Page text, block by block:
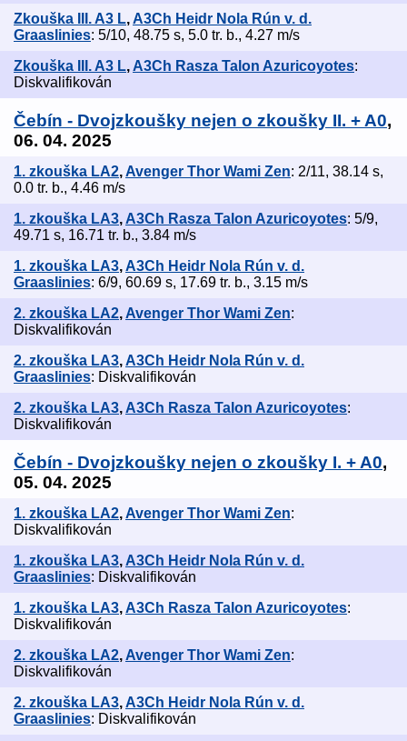
Zkouška III. A3 L,A3Ch Heidr Nola Rún v. d.
Graaslinies: 5/10, 48.75 s, 5.0 tr. b., 4.27 m/s
Zkouška III. A3 L, A3Ch Rasza Talon Azuricoyotes:
Diskvalifikován
Čebín - Dvojzkoušky nejen o zkoušky II. + A0,
06. 04. 2025
1. zkouška LA2,Avenger Thor Wami Zen: 2/11, 38.14 s,
0.0 tr. b., 4.46 m/s
1. zkouška LA3, A3Ch Rasza Talon Azuricoyotes: 5/9,
49.71 s, 16.71 tr. b., 3.84 m/s
1. zkouška LA3,A3Ch Heidr Nola Rún v. d.
Graaslinies: 6/9, 60.69 s, 17.69 tr. b., 3.15 m/s
2. zkouška LA2, Avenger Thor Wami Zen:
Diskvalifikován
2. zkouška LA3,A3Ch Heidr Nola Rún v. d.
Graaslinies: Diskvalifikován
2. zkouška LA3, A3Ch Rasza Talon Azuricoyotes:
Diskvalifikován
Čebín - Dvojzkoušky nejen o zkoušky I. + A0,
05. 04. 2025
1. zkouška LA2,Avenger Thor Wami Zen:
Diskvalifikován
1. zkouška LA3, A3Ch Heidr Nola Rún v. d.
Graaslinies: Diskvalifikován
1. zkouška LA3,A3Ch Rasza Talon Azuricoyotes:
Diskvalifikován
2. zkouška LA2, Avenger Thor Wami Zen:
Diskvalifikován
2. zkouška LA3,A3Ch Heidr Nola Rún v. d.
Graaslinies: Diskvalifikován